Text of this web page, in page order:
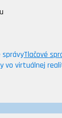
správyTlačové
vo virtuálnej